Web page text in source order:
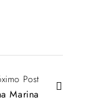
Post
Marina